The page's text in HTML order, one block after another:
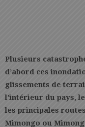
Plusieurs
d’abord ces
glissements de
l’intérieur du pays,
les principales
Mimongo ou